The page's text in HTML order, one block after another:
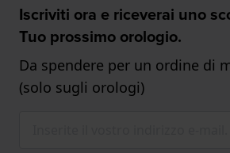
Iscriviti ora e riceverai uno
Tuo prossimo orologio.
Da spendere per un ordine di
(solo sugli orologi)